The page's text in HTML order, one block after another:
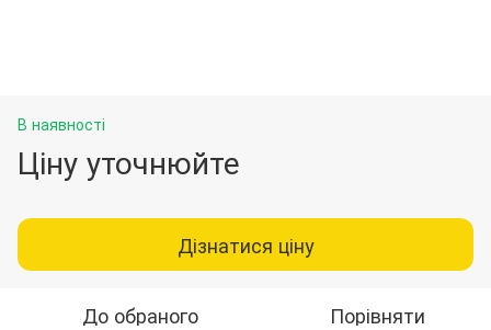
В наявності
Ціну уточнюйте
Дізнатися ціну
До обраного Порівняти